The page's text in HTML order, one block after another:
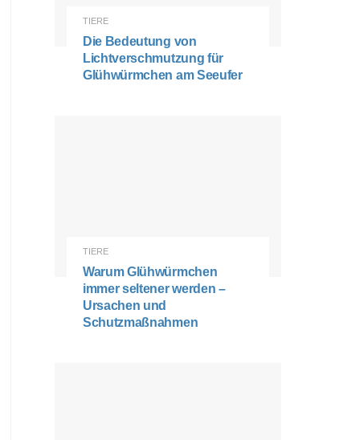
TIERE
Die Bedeutung von
Lichtverschmutzung für
Glühwürmchen am Seeufer
TIERE
Warum Glühwürmchen
immer seltener werden –
Ursachen und
Schutzmaßnahmen